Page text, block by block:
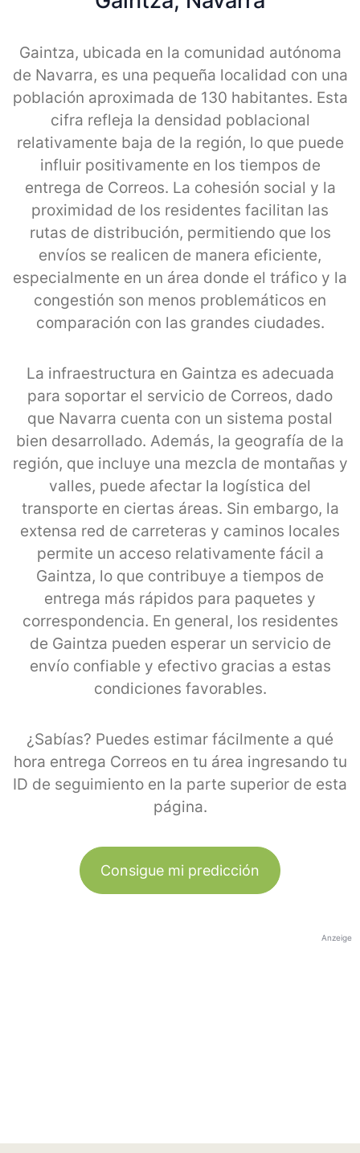
Gaintza, ubicada en la comunidad autónoma
de Navarra, es una pequeña localidad con una
población aproximada de 130 habitantes. Esta
cifra refleja la densidad poblacional
relativamente baja de la región, lo que puede
influir positivamente en los tiempos de
entrega de Correos. La cohesión social y la
proximidad de los residentes facilitan las
rutas de distribución, permitiendo que los
envíos se realicen de manera eficiente,
especialmente en un área donde el tráfico y la
congestión son menos problemáticos en
comparación con las grandes ciudades.
La infraestructura en Gaintza es adecuada
para soportar el servicio de Correos, dado
que Navarra cuenta con un sistema postal
bien desarrollado. Además, la geografía de la
región, que incluye una mezcla de montañas y
valles, puede afectar la logística del
transporte en ciertas áreas. Sin embargo, la
extensa red de carreteras y caminos locales
permite un acceso relativamente fácil a
Gaintza, lo que contribuye a tiempos de
entrega más rápidos para paquetes y
correspondencia. En general, los residentes
de Gaintza pueden esperar un servicio de
envío confiable y efectivo gracias a estas
condiciones favorables.
¿Sabías? Puedes estimar fácilmente a qué
hora entrega Correos en tu área ingresando tu
ID de seguimiento en la parte superior de esta
página.
Consigue mi predicción
Anzeige